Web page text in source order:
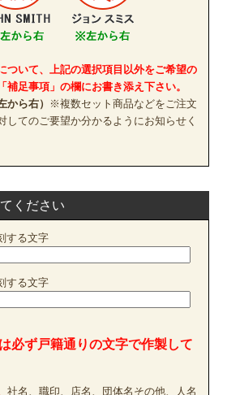
ついて、上記の選択項目以外をご希望の
補足事項」の欄にお書き添え下さい。
から右）
※複数セット商品などをご注文
してのご要望か分かるようにお知らせく
ください
する文字
する文字
必ず戸籍通りの文字で作製して
社名、職印、店名、団体名その他、人名